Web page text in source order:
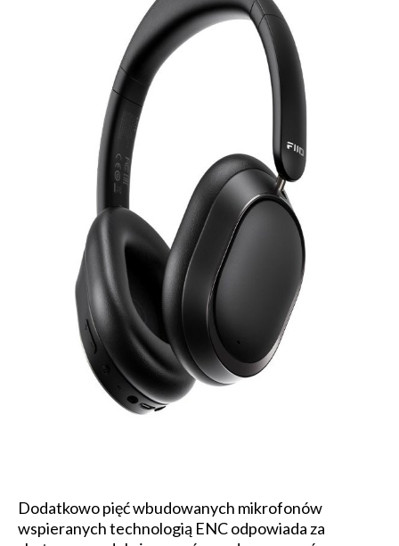
Dodatkowo pięć wbudowanych mikrofonów
wspieranych technologią ENC odpowiada za